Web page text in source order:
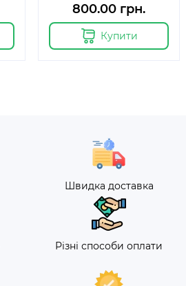
800.00 грн.
Купити
Швидка доставка
Різні способи оплати